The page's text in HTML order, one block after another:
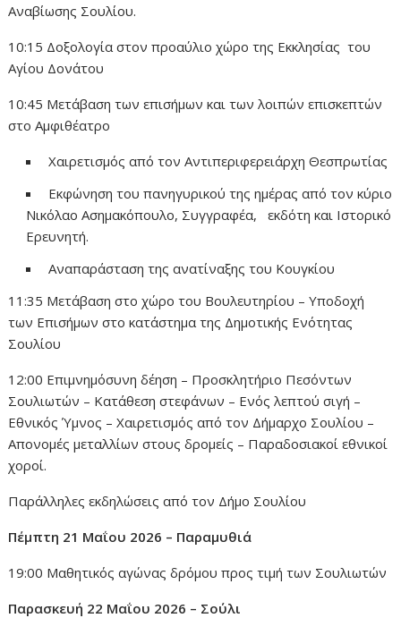
Αναβίωσης Σουλίου.
10:15 Δοξολογία στον προαύλιο χώρο της Εκκλησίας του
Αγίου Δονάτου
10:45 Μετάβαση των επισήμων και των λοιπών επισκεπτών
στο Αμφιθέατρο
Χαιρετισμός από τον Αντιπεριφερειάρχη Θεσπρωτίας
Εκφώνηση του πανηγυρικού της ημέρας από τον κύριο
Νικόλαο Ασημακόπουλο, Συγγραφέα, εκδότη και Ιστορικό
Ερευνητή.
Αναπαράσταση της ανατίναξης του Κουγκίου
11:35 Μετάβαση στο χώρο του Βουλευτηρίου – Υποδοχή
των Επισήμων στο κατάστημα της Δημοτικής Ενότητας
Σουλίου
12:00 Επιμνημόσυνη δέηση – Προσκλητήριο Πεσόντων
Σουλιωτών – Κατάθεση στεφάνων – Ενός λεπτού σιγή –
Εθνικός Ύμνος – Χαιρετισμός από τον Δήμαρχο Σουλίου –
Απονομές μεταλλίων στους δρομείς – Παραδοσιακοί εθνικοί
χοροί.
Παράλληλες εκδηλώσεις από τον Δήμο Σουλίου
Πέμπτη 21 Μαΐου 2026 – Παραμυθιά
19:00 Μαθητικός αγώνας δρόμου προς τιμή των Σουλιωτών
Παρασκευή 22 Μαΐου 2026 – Σούλι